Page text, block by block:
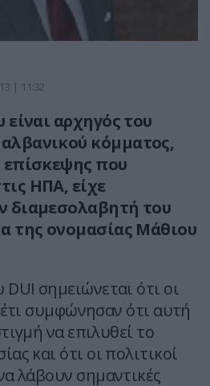
| 11:32
αρχηγός του
κόμματος,
επίσκεψης που
ΗΠΑ, είχε
διαμεσολαβητή του
της ονομασίας Μάθιου
σημειώνεται ότι οι
συμφώνησαν ότι αυτή
να επιλυθεί το
και ότι οι πολιτικοί
λάβουν σημαντικές